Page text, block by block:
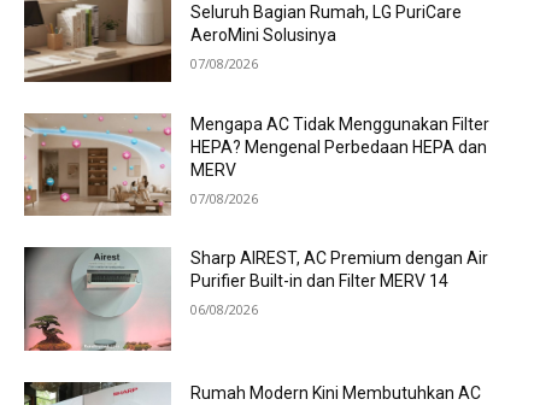
Seluruh Bagian Rumah, LG PuriCare
AeroMini Solusinya
07/08/2026
Mengapa AC Tidak Menggunakan Filter
HEPA? Mengenal Perbedaan HEPA dan
MERV
07/08/2026
Sharp AIREST, AC Premium dengan Air
Purifier Built-in dan Filter MERV 14
06/08/2026
Rumah Modern Kini Membutuhkan AC